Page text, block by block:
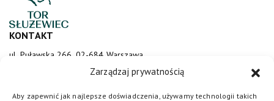
Zarządzaj prywatnością
Aby zapewnić jak najlepsze doświadczenia, używamy technologii takich
KONTAKT
ul. Puławska 266, 02-684 Warszawa
sluzewiec@totalizator.pl
KONTAKT DLA MEDIÓW